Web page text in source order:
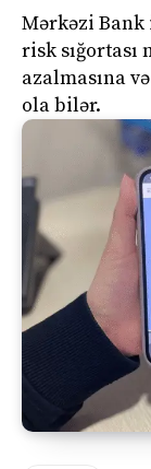
Mərkəzi
risk
azalmasına
ola bilər.